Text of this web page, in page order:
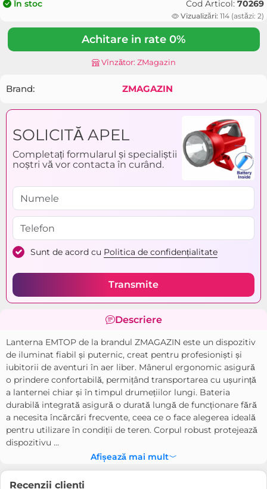
În stoc Cod Articol: 70269
Vizualizări: 114 (astăzi: 2)
Achitare in rate 0%
Vînzător: ZMagazin
Brand: ZMAGAZIN
SOLICITĂ APEL
Completați formularul și specialiștii
noștri vă vor contacta în curând.
Sunt de acord cu Politica de confidențialitate
Transmite
Descriere
Lanterna EMTOP de la brandul ZMAGAZIN este un dispozitiv
de iluminat fiabil și puternic, creat pentru profesioniști și
iubitorii de aventuri în aer liber. Mânerul ergonomic asigură
o prindere confortabilă, permițând transportarea cu ușurință
a lanternei chiar și în timpul drumețiilor lungi. Bateria
durabilă integrată asigură o durată lungă de funcționare fără
a necesita încărcări frecvente, ceea ce o face alegerea ideală
pentru utilizare în condiții de teren. Corpul robust protejează
dispozitivu ...
Afișează mai mult
Recenzii clienți